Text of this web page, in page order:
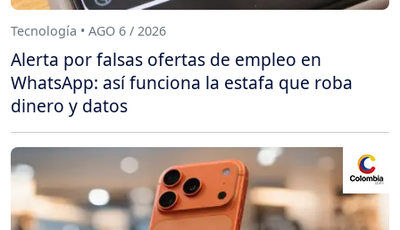
Tecnología • AGO 6 / 2026
Alerta por falsas ofertas de empleo en
WhatsApp: así funciona la estafa que roba
dinero y datos